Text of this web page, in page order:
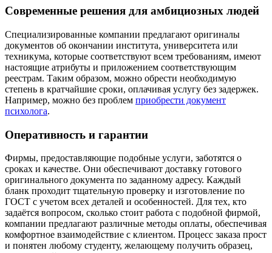
Современные решения для амбициозных людей
Специализированные компании предлагают оригиналы
документов об окончании института, университета или
техникума, которые соответствуют всем требованиям, имеют
настоящие атрибуты и приложением соответствующим
реестрам. Таким образом, можно обрести необходимую
степень в кратчайшие сроки, оплачивая услугу без задержек.
Например, можно без проблем приобрести документ
психолога.
Оперативность и гарантии
Фирмы, предоставляющие подобные услуги, заботятся о
сроках и качестве. Они обеспечивают доставку готового
оригинального документа по заданному адресу. Каждый
бланк проходит тщательную проверку и изготовление по
ГОСТ с учетом всех деталей и особенностей. Для тех, кто
задаётся вопросом, сколько стоит работа с подобной фирмой,
компании предлагают различные методы оплаты, обеспечивая
комфортное взаимодействие с клиентом. Процесс заказа прост
и понятен любому студенту, желающему получить образец,